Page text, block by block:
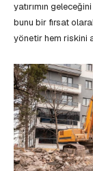
yatırımın
bunu bir fırsat
yönetir hem riskini